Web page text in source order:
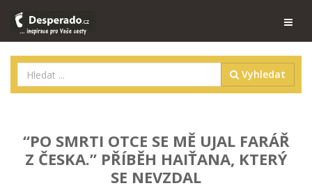
Vyhledat
“PO SMRTI OTCE SE MĚ UJAL FARÁŘ
Z ČESKA.” PŘÍBĚH HAIŤANA, KTERÝ
SE NEVZDAL